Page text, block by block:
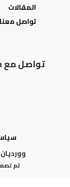
المقالات
تواصل معنا
تواصل مع Wordian
تم